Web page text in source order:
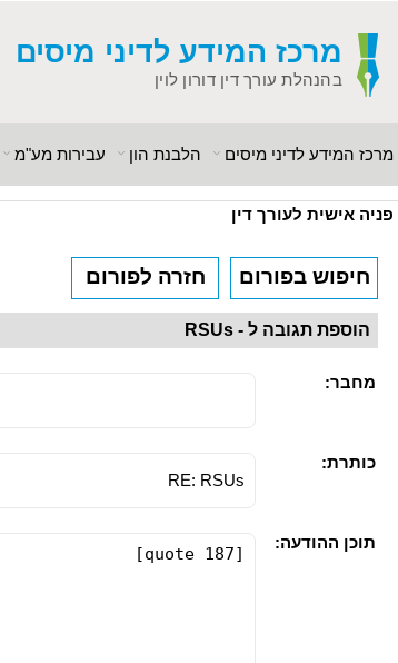
מרכז המידע לדיני מיסים
בהנהלת עורך דין דורון לוין
מרכז המידע לדיני מיסים הלבנת הון עבירות מע"מ
פניה אישית לעורך דין
חיפוש בפורום חזרה לפורום
הוספת תגובה ל - RSUs
מחבר:
כותרת:
תוכן ההודעה: